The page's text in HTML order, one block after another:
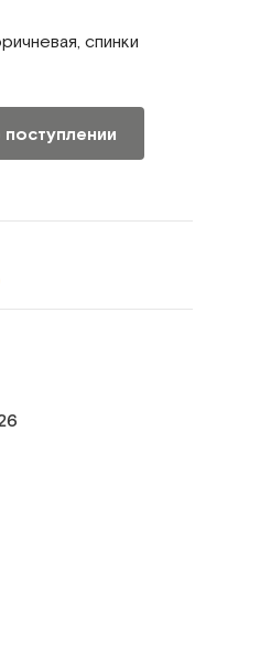
спинки